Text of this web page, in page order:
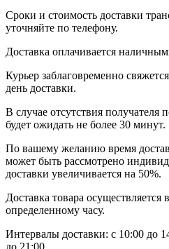
Сроки и стоимость доставки
уточняйте по телефону.
Доставка оплачивается
Курьер заблаговременно
день доставки.
В случае отсутствия получателя
будет ожидать не более 30 минут.
По вашему желанию время
может быть рассмотрено
доставки увеличивается на 50%.
Доставка товара
определенному часу.
Интервалы доставки: с 10:00 до
до 21:00.